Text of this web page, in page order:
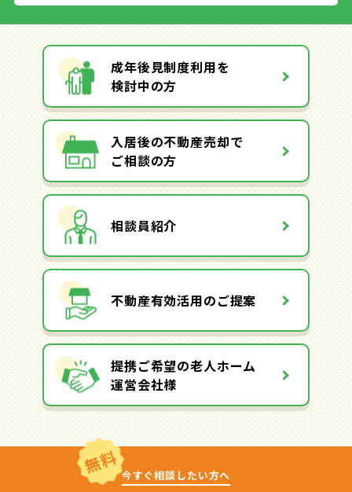
成年後見制度利用を
検討中の方
入居後の不動産売却で
ご相談の方
相談員紹介
不動産有効活用のご提案
提携ご希望の老人ホーム
運営会社様
無料 今すぐ相談したい方へ